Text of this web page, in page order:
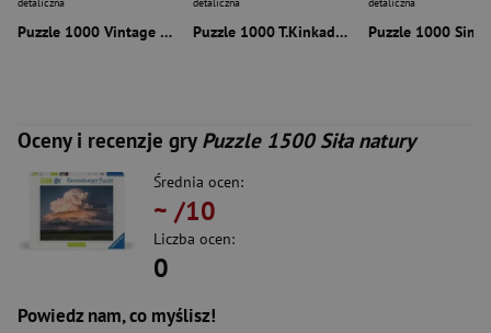
Puzzle 1000 Vintage Posters Soccer Championship 59210 Puzzle 1000 T.Kinkade PQ Katedra Notre Dame Paryż Francja 113998
Oceny i recenzje gry Puzzle 1500 Siła natury
Średnia ocen:
~ /10
Liczba ocen:
0
Powiedz nam, co myślisz!